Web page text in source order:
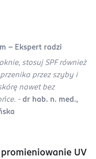
- Ekspert radzi
stosuj SPF również
przez szyby i
nawet bez
- dr hab. n. med.,
UV